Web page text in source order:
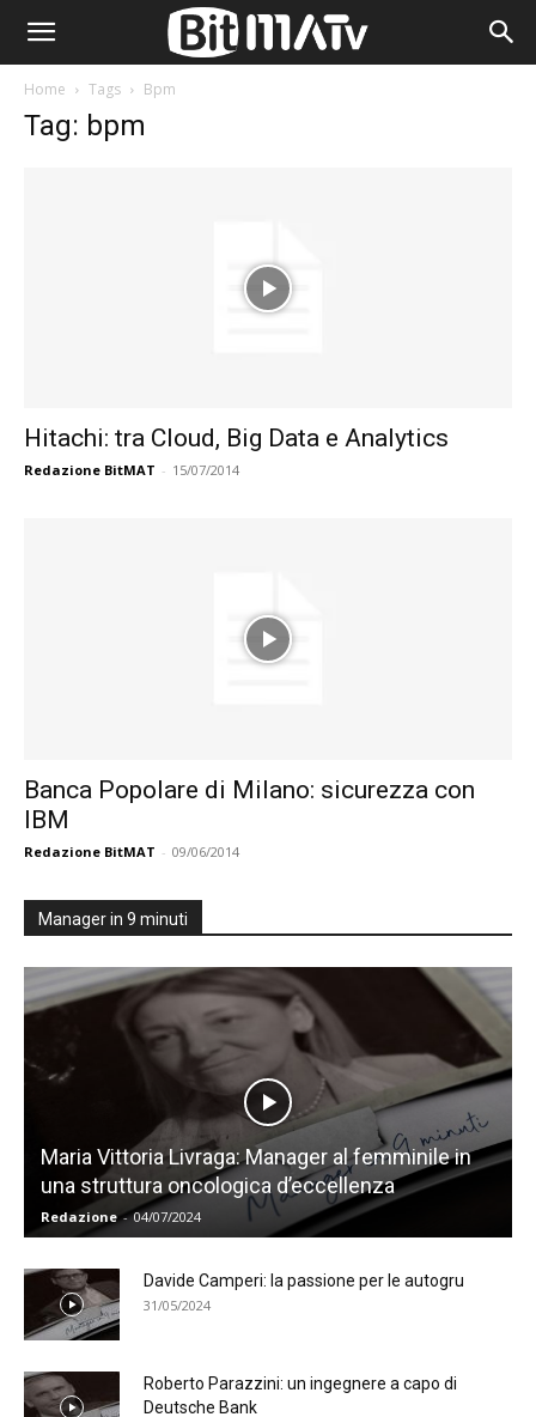
Home Tags Bpm
Tag: bpm
Hitachi: tra Cloud, Big Data e Analytics
Redazione BitMAT - 15/07/2014
Banca Popolare di Milano: sicurezza con
IBM
Redazione BitMAT - 09/06/2014
Manager in 9 minuti
Maria Vittoria Livraga: Manager al femminile in
una struttura oncologica d’eccellenza
Redazione - 04/07/2024
Davide Camperi: la passione per le autogru
31/05/2024
Roberto Parazzini: un ingegnere a capo di
Deutsche Bank